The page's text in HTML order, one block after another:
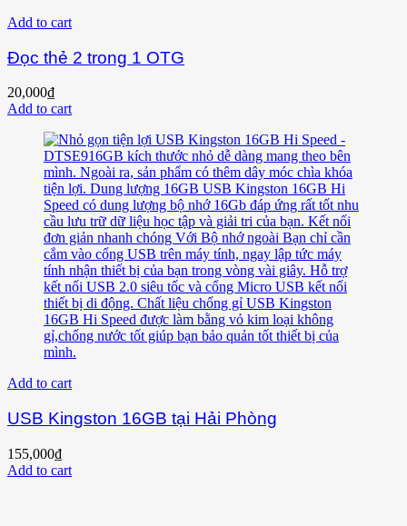
Add to cart
Đọc thẻ 2 trong 1 OTG
20,000₫
Add to cart
Add to cart
USB Kingston 16GB tại Hải Phòng
155,000₫
Add to cart